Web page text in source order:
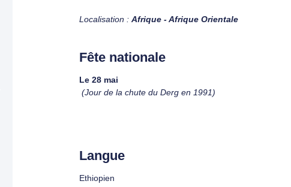
Localisation :Afrique - Afrique Orientale
Fête nationale
Le 28 mai
(Jour de la chute du Derg en 1991)
Langue
Ethiopien